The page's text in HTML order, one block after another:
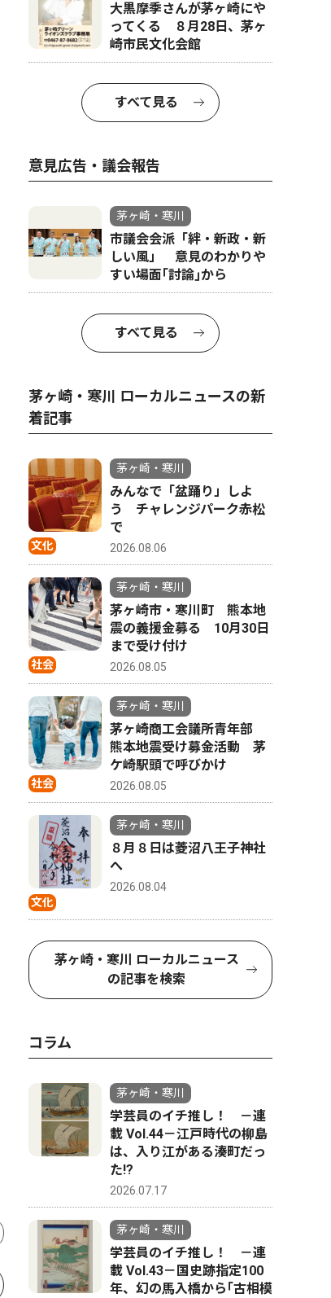
4
茅ヶ崎・寒川 2026.07.31
寒川神社参集殿で夏祭り 盆
踊りや縁日で活気
茅ヶ崎
大黒摩季さんが茅ヶ崎にや
ってくる ８月28日、茅ヶ
崎市民文化会館
すべて見る
意見広告・議会報告
茅ヶ崎・寒川
市議会会派「絆・新政・新
しい風」 意見のわかりや
すい場面｢討論｣から
すべて見る
茅ヶ崎・寒川 ローカルニュースの新
着記事
文化
茅ヶ崎・寒川
みんなで「盆踊り」しよ
う チャレンジパーク赤松
で
2026.08.06
社会
茅ヶ崎・寒川
茅ヶ崎市・寒川町 熊本地
震の義援金募る 10月30日
まで受け付け
2026.08.05
社会
茅ヶ崎・寒川
茅ヶ崎商工会議所青年部
熊本地震受け募金活動 茅
ケ崎駅頭で呼びかけ
2026.08.05
文化
茅ヶ崎・寒川
８月８日は菱沼八王子神社
へ
2026.08.04
茅ヶ崎・寒川 ローカルニュース
の記事を検索
コラム
茅ヶ崎・寒川
学芸員のイチ推し！ －連
載 Vol.44－江戸時代の柳島
は、入り江がある湊町だっ
た!?
2026.07.17
茅ヶ崎・寒川
学芸員のイチ推し！ －連
載 Vol.43－国史跡指定100
年、幻の馬入橋から｢古相模